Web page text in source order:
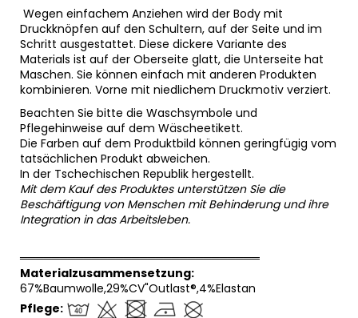
Wegen einfachem Anziehen wird der Body mit
Druckknöpfen auf den Schultern, auf der Seite und im
Schritt ausgestattet. Diese dickere Variante des
Materials ist auf der Oberseite glatt, die Unterseite hat
Maschen. Sie können einfach mit anderen Produkten
kombinieren. Vorne mit niedlichem Druckmotiv verziert.
Beachten Sie bitte die Waschsymbole und
Pflegehinweise auf dem Wäscheetikett.
Die Farben auf dem Produktbild können geringfügig vom
tatsächlichen Produkt abweichen.
In der Tschechischen Republik hergestellt.
Mit dem Kauf des Produktes unterstützen Sie die
Beschäftigung von Menschen mit Behinderung und ihre
Integration in das Arbeitsleben.
══════════════════════════════
Materialzusammensetzung:
67%Baumwolle,29%CV"Outlast®,4%Elastan
Pflege: